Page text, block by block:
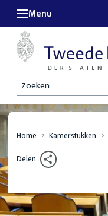
Zoeken
Menu
Home Kamerstukken
Delen